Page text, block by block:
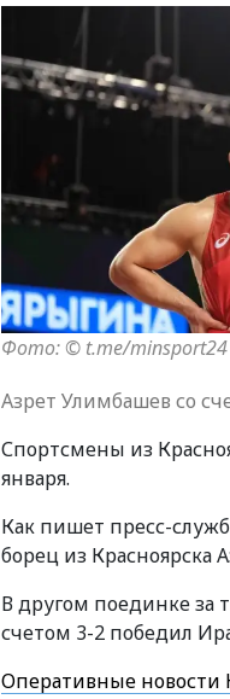
Фото: © t.me/minsport24
Азрет Улимбашев со
Спортсмены из
января.
Как пишет пресс-
борец из Красноярска
В другом поединке за
счетом 3-2 победил
Оперативные новости